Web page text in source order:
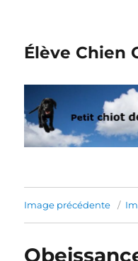
Élève Chien
Image précédente